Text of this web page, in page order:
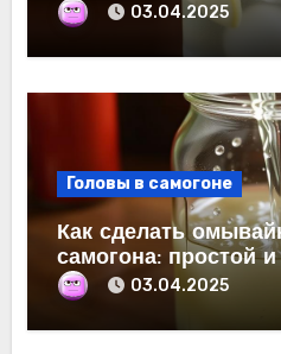
03.04.2025
Головы в самогоне
Как сделать
самогона: простой
03.04.2025